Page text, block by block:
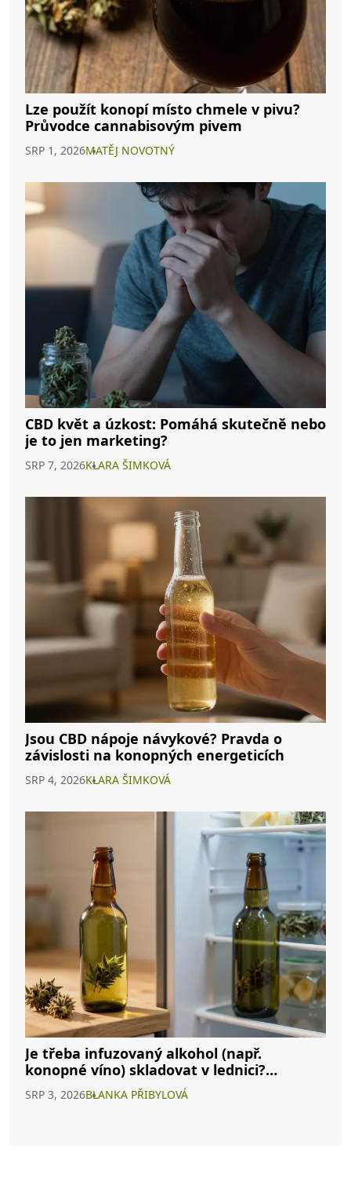
Lze použít konopí místo chmele v pivu?
Průvodce cannabisovým pivem
SRP 1, 2026MATĚJ NOVOTNÝ
CBD květ a úzkost: Pomáhá skutečně nebo
je to jen marketing?
SRP 7, 2026KLARA ŠIMKOVÁ
Jsou CBD nápoje návykové? Pravda o
závislosti na konopných energeticích
SRP 4, 2026KLARA ŠIMKOVÁ
Je třeba infuzovaný alkohol (např.
konopné víno) skladovat v lednici?
Kompletní průvodce
SRP 3, 2026BLANKA PŘIBYLOVÁ